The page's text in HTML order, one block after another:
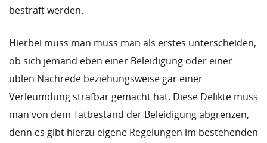
bestraft werden.
Hierbei muss man muss man als erstes unterscheiden,
ob sich jemand eben einer Beleidigung oder einer
üblen Nachrede beziehungsweise gar einer
Verleumdung strafbar gemacht hat. Diese Delikte muss
man von dem Tatbestand der Beleidigung abgrenzen,
denn es gibt hierzu eigene Regelungen im bestehenden